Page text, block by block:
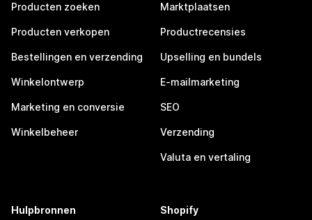
Producten zoeken
Producten verkopen
Bestellingen en verzending
Winkelontwerp
Marketing en conversie
Winkelbeheer
Marktplaatsen
Productrecensies
Upselling en bundels
E-mailmarketing
SEO
Verzending
Valuta en vertaling
Hulpbronnen Shopify